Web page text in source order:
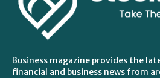
Business magazine provides the
financial and business news from